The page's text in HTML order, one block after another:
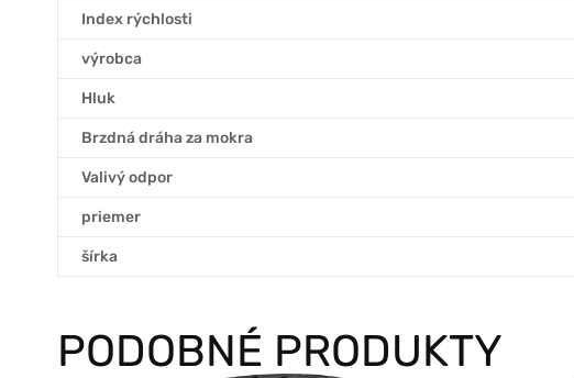
Index rýchlosti
výrobca
Hluk
Brzdná dráha za mokra
Valivý odpor
priemer
šírka
PODOBNÉ PRODUKTY